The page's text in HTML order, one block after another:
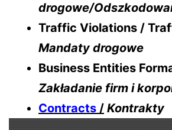
drogowe/
Traffic Violations /
Mandaty drogowe
Business Entities
Zakładanie firm i
Contracts / Kontrakty